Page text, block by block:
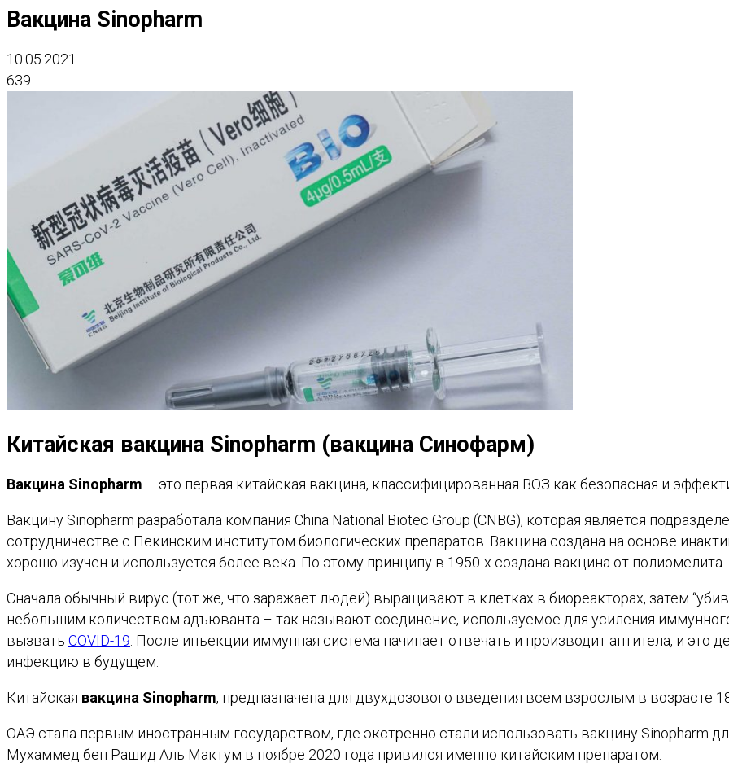
Вакцина Sinopharm
10.05.2021
639
Китайская вакцина Sinopharm (вакцина Синофарм)
Вакцина Sinopharm – это первая китайская вакцина, классифицированная ВОЗ как безопасная и
Вакцину Sinopharm разработала компания China National Biotec Group (CNBG), которая является
сотрудничестве с Пекинским институтом биологических препаратов. Вакцина создана на основе
хорошо изучен и используется более века. По этому принципу в 1950-х создана вакцина от полиомелита.
Сначала обычный вирус (тот же, что заражает людей) выращивают в клетках в биореакторах, затем
небольшим количеством адъюванта – так называют соединение, используемое для усиления
вызвать COVID-19 . После инъекции иммунная система начинает отвечать и производит антитела, и это
инфекцию в будущем.
Китайская вакцина Sinopharm, предназначена для двухдозового введения всем взрослым в возрасте
ОАЭ стала первым иностранным государством, где экстренно стали использовать вакцину Sinopharm
Мухаммед бен Рашид Аль Мактум в ноябре 2020 года привился именно китайским препаратом.